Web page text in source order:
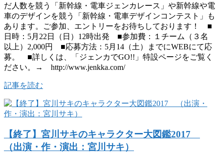
だ人数を競う「新幹線・電車ジェンカレース」や新幹線や電
車のデザインを競う「新幹線・電車デザインコンテスト」も
あります。ご参加、エントリーをお待ちしております！ ■
日時：5月22日（日）12時出発 ■参加費：１チーム（３名
以上）2,000円 ■応募方法：5月14（土）までにWEBにて応
募。 ■詳しくは、「ジェンカでGO!!」特設ページをご覧く
ださい。→ http://www.jenkka.com/
記事を読む
【終了】宮川サキのキャラクター大図鑑2017
（出演・作・演出：宮川サキ）